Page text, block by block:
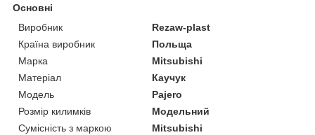
Основні
Виробник
Rezaw-plast
Країна виробник
Польща
Марка
Mitsubishi
Матеріал
Каучук
Модель
Pajero
Розмір килимків
Модельний
Сумісність з маркою
Mitsubishi